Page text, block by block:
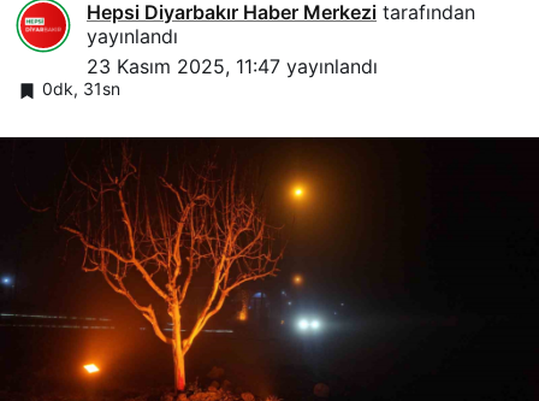
Hepsi Diyarbakır Haber Merkezi tarafından
yayınlandı
23 Kasım 2025, 11:47 yayınlandı
0dk, 31sn